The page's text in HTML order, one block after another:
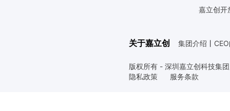
嘉立创开
关于嘉立创 集团介绍 丨
版权所有 - 深圳嘉立创科技集
隐私政策
服务条款